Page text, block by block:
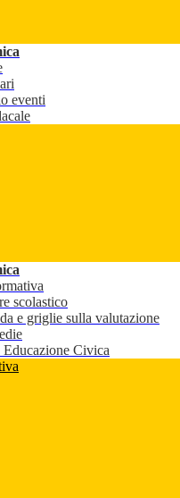
eventi
scolastico
e griglie sulla valutazione
Civica